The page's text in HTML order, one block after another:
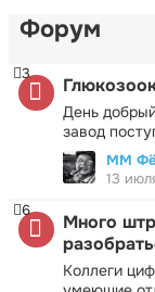
Форум
День
завод
3
ММ
13
Много
Коллеги
6